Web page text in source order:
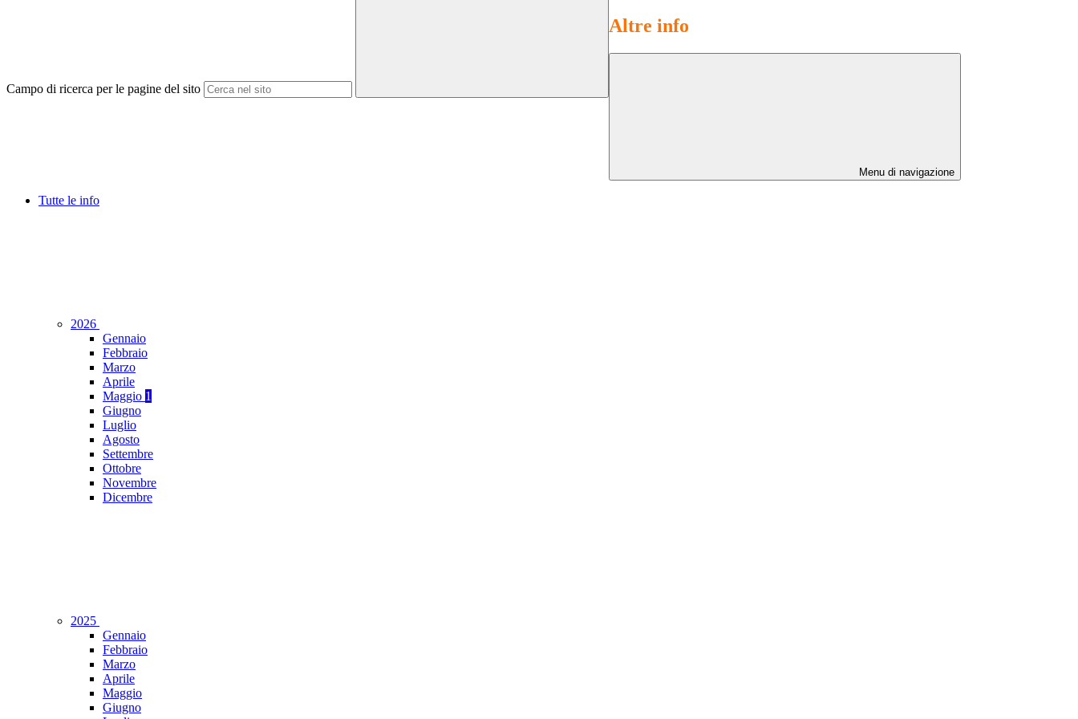
Campo di ricerca per le pagine del sito
Altre info
Menu di navigazione
Tutte le info
2026
Gennaio
Febbraio
Marzo
Aprile
Maggio 1
Giugno
Luglio
Agosto
Settembre
Ottobre
Novembre
Dicembre
2025
Gennaio
Febbraio
Marzo
Aprile
Maggio
Giugno